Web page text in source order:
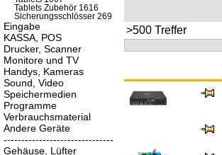
>500 Treffer
Tablets Zubehör 1616
Sicherungsschlösser 269
Eingabe
KASSA, POS
Drucker, Scanner
Monitore und TV
Handys, Kameras
Sound, Video
Speichermedien
Programme
Verbrauchsmaterial
Andere Geräte
-------------------------------
Gehäuse, Lüfter